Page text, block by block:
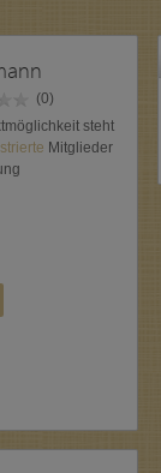
(0)
steht
Mitglieder